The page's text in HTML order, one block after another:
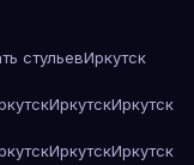
стульевИркутск
ИркутскИркутск
ИркутскИркутск